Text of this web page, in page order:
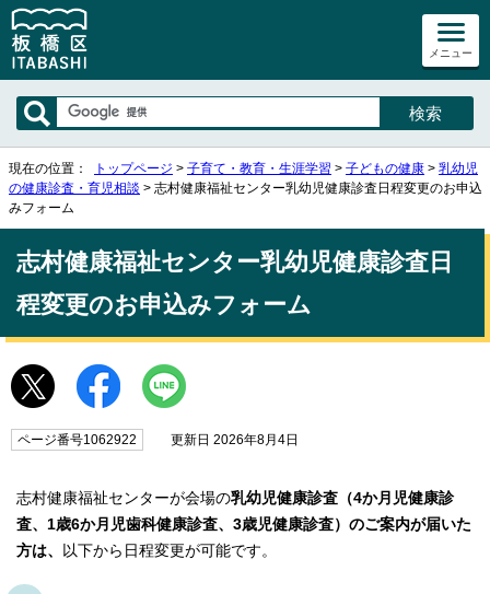
メニュー
現在の位置： トップページ > 子育て・教育・生涯学習 > 子どもの健康 > 乳幼児
の健康診査・育児相談 > 志村健康福祉センター乳幼児健康診査日程変更のお申込
みフォーム
志村健康福祉センター乳幼児健康診査日
程変更のお申込みフォーム
ページ番号1062922 更新日 2026年8月4日
志村健康福祉センターが会場の乳幼児健康診査（4か月児健康診
査、1歳6か月児歯科健康診査、3歳児健康診査）のご案内が届いた
方は、 以下から日程変更が可能です。